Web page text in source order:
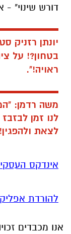
דורש שינוי" -
יונתן רזניק
בטחון?! על
ראויה!".
משה רדמן:
לנו זמן
לצאת
אינדקס
להורדת
אנו מכבדים